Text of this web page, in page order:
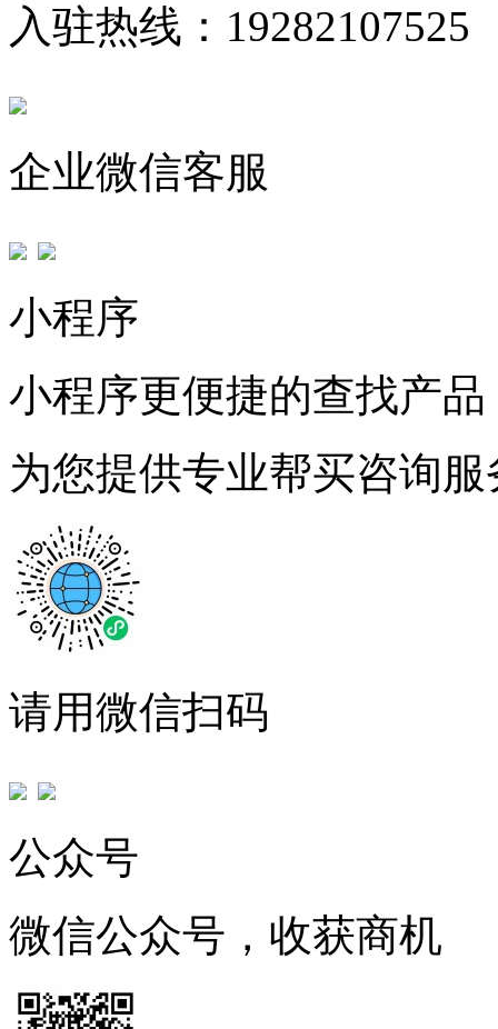
入驻热线：19282107525
企业微信客服
小程序
小程序更便捷的查找产品
为您提供专业帮买咨询服
请用微信扫码
公众号
微信公众号，收获商机